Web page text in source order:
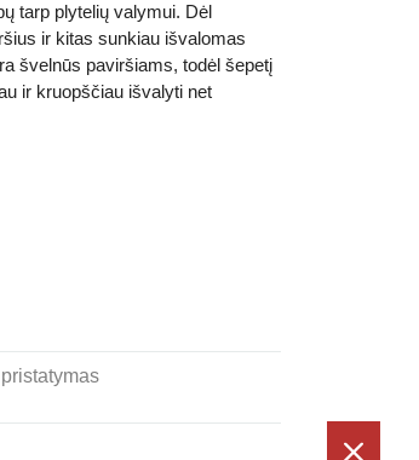
tarp plytelių valymui. Dėl
ir kitas sunkiau išvalomas
švelnūs paviršiams, todėl šepetį
ir kruopščiau išvalyti net